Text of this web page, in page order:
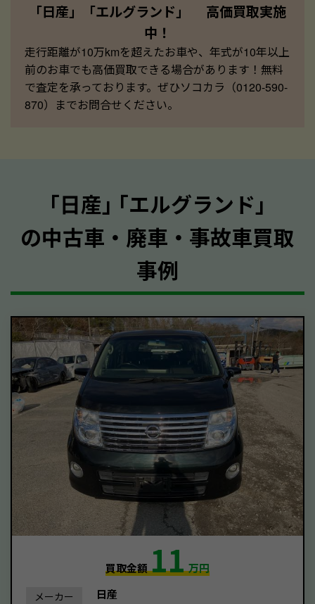
「日産」「エルグランド」 高価買取実施
中！
走行距離が10万kmを超えたお車や、年式が10年以上
前のお車でも高価買取できる場合があります！無料
で査定を承っております。ぜひソコカラ（0120-590-
870）までお問合せください。
｢日産｣ ｢エルグランド｣
の中古車・廃車・事故車買取
事例
買取金額11万円
メーカー 日産